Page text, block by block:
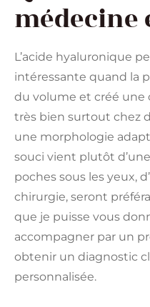
médecine
L’acide hyaluronique
intéressante quand la
du volume et créé une
très bien surtout chez
une morphologie
souci vient plutôt
poches sous les yeux,
chirurgie, seront
que je puisse vous
accompagner par un
obtenir un diagnostic
personnalisée.